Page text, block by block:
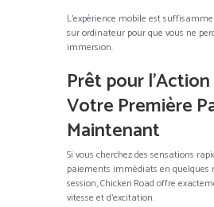
L’expérience mobile est
sur ordinateur pour que vous ne
immersion.
Prêt pour
Votre Première
Maintenant
Si vous cherchez des sensations
paiements immédiats en quelques
session, Chicken Road offre
vitesse et d’excitation.